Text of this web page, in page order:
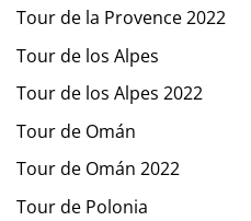
Tour de la Provence 2022
Tour de los Alpes
Tour de los Alpes 2022
Tour de Omán
Tour de Omán 2022
Tour de Polonia